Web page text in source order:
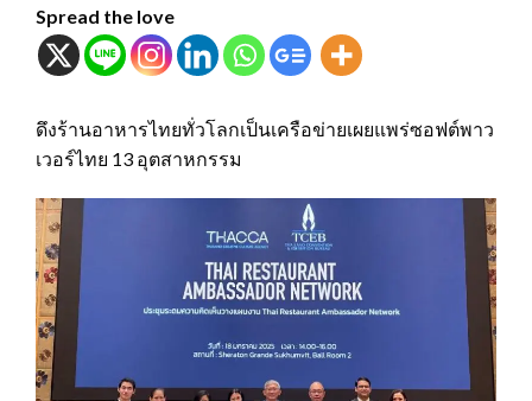
Spread the love
ดึงร้านอาหารไทยทั่วโลกเป็นเครือข่ายเผยแพร่ซอฟต์พาว
เวอร์ไทย 13 อุตสาหกรรม